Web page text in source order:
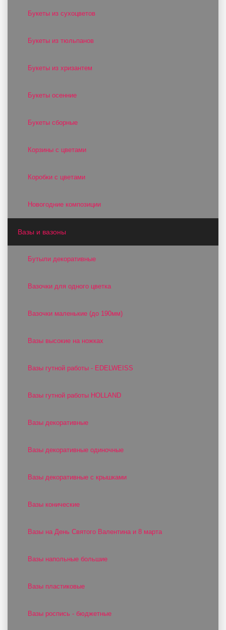
Букеты из сухоцветов
Букеты из тюльпанов
Букеты из хризантем
Букеты осенние
Букеты сборные
Корзины с цветами
Коробки с цветами
Новогодние композиции
Вазы и вазоны
Бутыли декоративные
Вазочки для одного цветка
Вазочки маленькие (до 190мм)
Вазы высокие на ножках
Вазы гутной работы - EDELWEISS
Вазы гутной работы HOLLAND
Вазы декоративные
Вазы декоративные одиночные
Вазы декоративные с крышками
Вазы конические
Вазы на День Святого Валентина и 8 марта
Вазы напольные большие
Вазы пластиковые
Вазы роспись - бюджетные